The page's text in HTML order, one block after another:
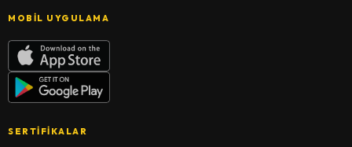
MOBIL UYGULAMA
SERTIFIKALAR